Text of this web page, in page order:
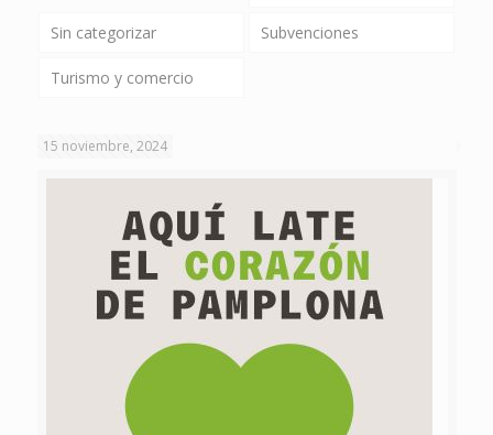
Sin categorizar Subvenciones
Turismo y comercio
15 noviembre, 2024